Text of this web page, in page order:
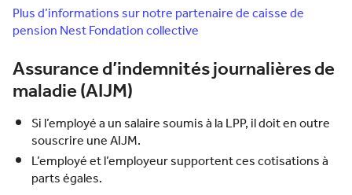
Plus d’informations sur notre partenaire de caisse de
pension Nest Fondation collective
Assurance d’indemnités journalières de
maladie (AIJM)
Si l’employé a un salaire soumis à la LPP, il doit en outre
souscrire une AIJM.
L’employé et l’employeur supportent ces cotisations à
parts égales.